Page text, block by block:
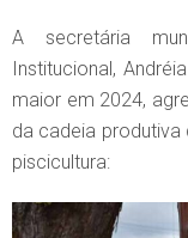
A secretária
Institucional,
maior em 2024,
da cadeia produtiva
piscicultura: